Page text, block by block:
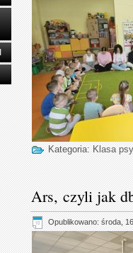
Kategoria: Klasa
Ars, czyli jak
Opublikowano: środa,